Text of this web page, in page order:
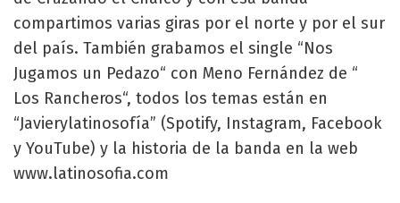
compartimos varias giras por el norte y por el sur
del país. También grabamos el single “Nos
Jugamos un Pedazo“ con Meno Fernández de “
Los Rancheros“, todos los temas están en
“Javierylatinosofía” (Spotify, Instagram, Facebook
y YouTube) y la historia de la banda en la web
www.latinosofia.com